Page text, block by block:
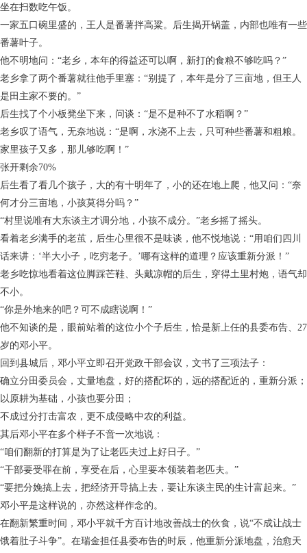
坐在扫数吃午饭。
一家五口碗里盛的，王人是番薯拌高粱。后生揭开锅盖，内部也唯有一些
番薯叶子。
他不明地问：“老乡，本年的得益还可以啊，新打的食粮不够吃吗？”
老乡拿了两个番薯就往他手里塞：“别提了，本年是分了三亩地，但王人
是田主家不要的。”
后生找了个小板凳坐下来，问谈：“是不是种不了水稻啊？”
老乡叹了语气，无奈地说：“是啊，水浇不上去，只可种些番薯和粗粮。
家里孩子又多，那儿够吃啊！”
张开剩余70%
后生看了看几个孩子，大的有十明年了，小的还在地上爬，他又问：“奈
何才分三亩地，小孩莫得分吗？”
“村里说唯有大东谈主才调分地，小孩不成分。”老乡摇了摇头。
看着老乡满手的老茧，后生心里很不是味谈，他不悦地说：“用咱们四川
话来讲：‘半大小子，吃穷老子。’哪有这样的道理？应该重新分派！”
老乡吃惊地看着这位脚踩芒鞋、头戴凉帽的后生，穿得土里村炮，语气却
不小。
“你是外地来的吧？可不成瞎说啊！”
他不知谈的是，眼前站着的这位小个子后生，恰是新上任的县委布告、27
岁的邓小平。
回到县城后，邓小平立即召开党政干部会议，文书了三项法子：
确立分田委员会，丈量地盘，好的搭配坏的，远的搭配近的，重新分派；
以原耕为基础，小孩也要分田；
不成过分打击富农，更不成侵略中农的利益。
其后邓小平在多个样子不啻一次地说：
“咱们翻新的打算是为了让老匹夫过上好日子。”
“干部要受罪在前，享受在后，心里要本领装着老匹夫。”
“要把分娩搞上去，把经济开导搞上去，要让东谈主民的生计富起来。”
邓小平是这样说的，亦然这样作念的。
在翻新繁重时间，邓小平就千方百计地改善战士的伙食，说“不成让战士
饿着肚子斗争”。在瑞金担任县委布告的时辰，他重新分派地盘，治愈天